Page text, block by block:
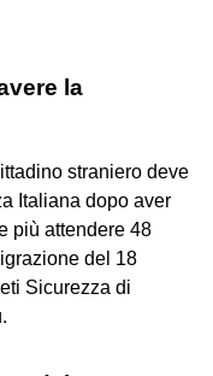
la
straniero deve
Italiana dopo aver
più attendere 48
del 18
Sicurezza di